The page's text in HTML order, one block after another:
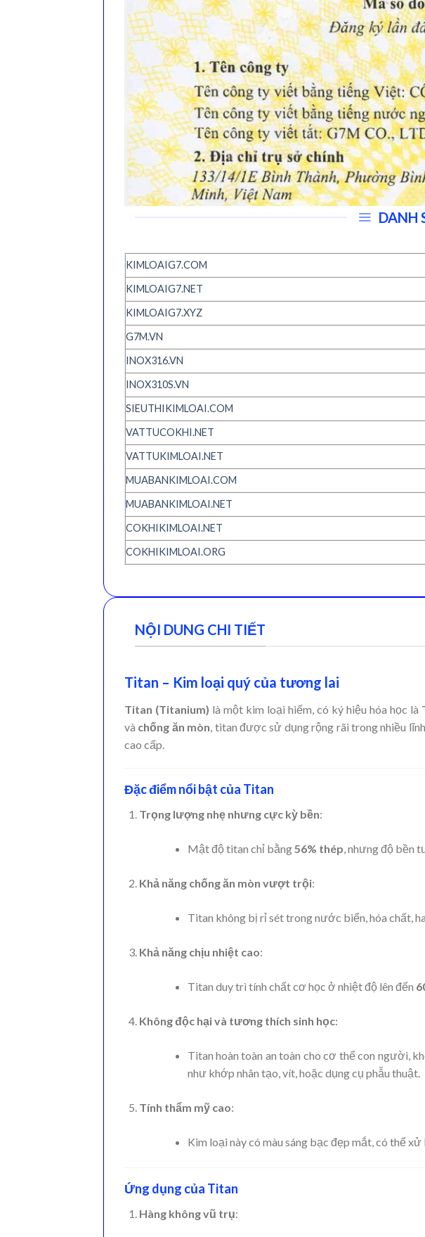
DANH
KIMLOAIG7.COM
KIMLOAIG7.NET
KIMLOAIG7.XYZ
G7M.VN
INOX316.VN
INOX310S.VN
SIEUTHIKIMLOAI.COM
VATTUCOKHI.NET
VATTUKIMLOAI.NET
MUABANKIMLOAI.COM
MUABANKIMLOAI.NET
COKHIKIMLOAI.NET
COKHIKIMLOAI.ORG
NỘI DUNG CHI TIẾT
Titan – Kim loại quý của tương lai
Titan (Titanium) là một kim loại hiếm, có ký hiệu hóa học là
và chống ăn mòn, titan được sử dụng rộng rãi trong nhiều
cao cấp.
Đặc điểm nổi bật của Titan
Trọng lượng nhẹ nhưng cực kỳ bền:
Mật độ titan chỉ bằng56% thép, nhưng độ bền
Khả năng chống ăn mòn vượt trội:
Titan không bị rỉ sét trong nước biển, hóa chất,
Khả năng chịu nhiệt cao:
Titan duy trì tính chất cơ học ở nhiệt độ lên đến
Không độc hại và tương thích sinh học:
Titan hoàn toàn an toàn cho cơ thể con người,
như khớp nhân tạo, vít, hoặc dụng cụ phẫu thuật.
Tính thẩm mỹ cao:
Kim loại này có màu sáng bạc đẹp mắt, có thể
Ứng dụng của Titan
Hàng không vũ trụ: